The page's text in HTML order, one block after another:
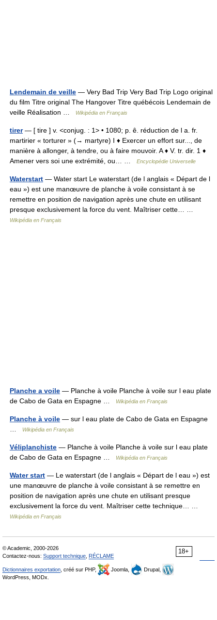
Lendemain de veille — Very Bad Trip Very Bad Trip Logo original
du film Titre original The Hangover Titre québécois Lendemain de
veille Réalisation …
Wikipédia en Français
tirer— [ tire ] v. <conjug. : 1> • 1080; p. ê. réduction de l a. fr.
martirier « torturer » (→ martyre) I ♦ Exercer un effort sur..., de
manière à allonger, à tendre, ou à faire mouvoir. A ♦ V. tr. dir. 1 ♦
Amener vers soi une extrémité, ou… …
Encyclopédie Universelle
Waterstart — Water start Le waterstart (de l anglais « Départ de l
eau ») est une manœuvre de planche à voile consistant à se
remettre en position de navigation après une chute en utilisant
presque exclusivement la force du vent. Maîtriser cette… …
Wikipédia en Français
Planche a voile — Planche à voile Planche à voile sur l eau plate
de Cabo de Gata en Espagne …
Wikipédia en Français
Planche à voile — sur l eau plate de Cabo de Gata en Espagne
…
Wikipédia en Français
Véliplanchiste — Planche à voile Planche à voile sur l eau plate
de Cabo de Gata en Espagne …
Wikipédia en Français
Water start — Le waterstart (de l anglais « Départ de l eau ») est
une manœuvre de planche à voile consistant à se remettre en
position de navigation après une chute en utilisant presque
exclusivement la force du vent. Maîtriser cette technique… …
Wikipédia en Français
18+
© Academic, 2000-2026
Contactez-nous: Support technique RÉCLAME
Dictionnaires exportation , créé sur PHP, Joomla,
Drupal,
WordPress, MODx.